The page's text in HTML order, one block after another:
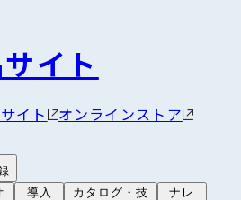
イト
イト オンラインストア
導入
カタログ・技
ナレ